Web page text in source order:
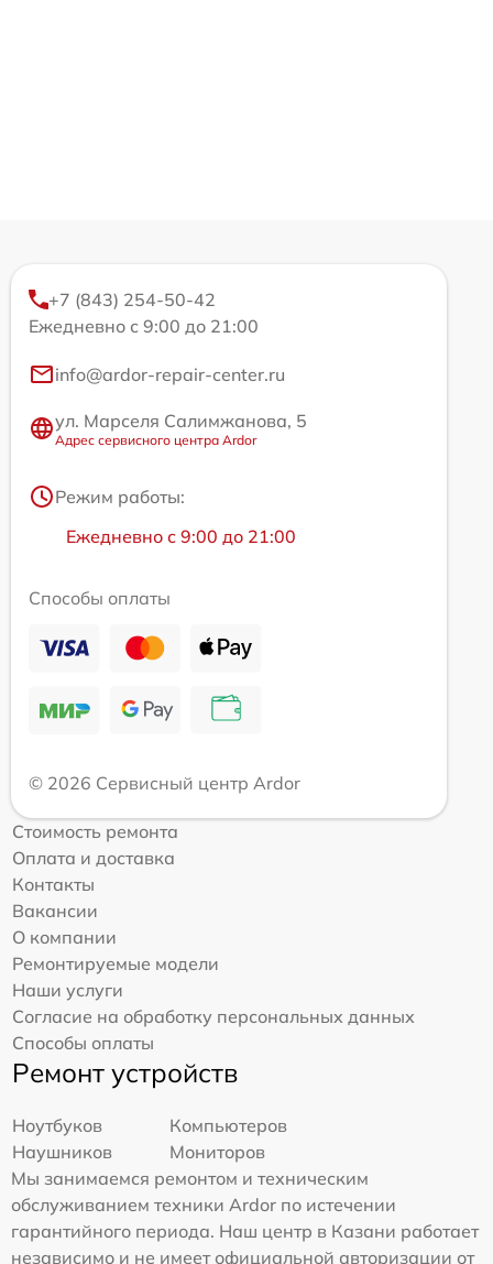
+7 (843) 254-50-42
Ежедневно с 9:00 до 21:00
info@ardor-repair-center.ru
ул. Марселя Салимжанова, 5
Адрес сервисного центра Ardor
Режим работы:
Ежедневно с 9:00 до 21:00
Способы оплаты
© 2026 Сервисный центр Ardor
Стоимость ремонта
Оплата и доставка
Контакты
Вакансии
О компании
Ремонтируемые модели
Наши услуги
Согласие на обработку персональных данных
Способы оплаты
Ремонт устройств
Ноутбуков
Компьютеров
Наушников
Мониторов
Мы занимаемся ремонтом и техническим
обслуживанием техники Ardor по истечении
гарантийного периода. Наш центр в Казани работает
независимо и не имеет официальной авторизации от